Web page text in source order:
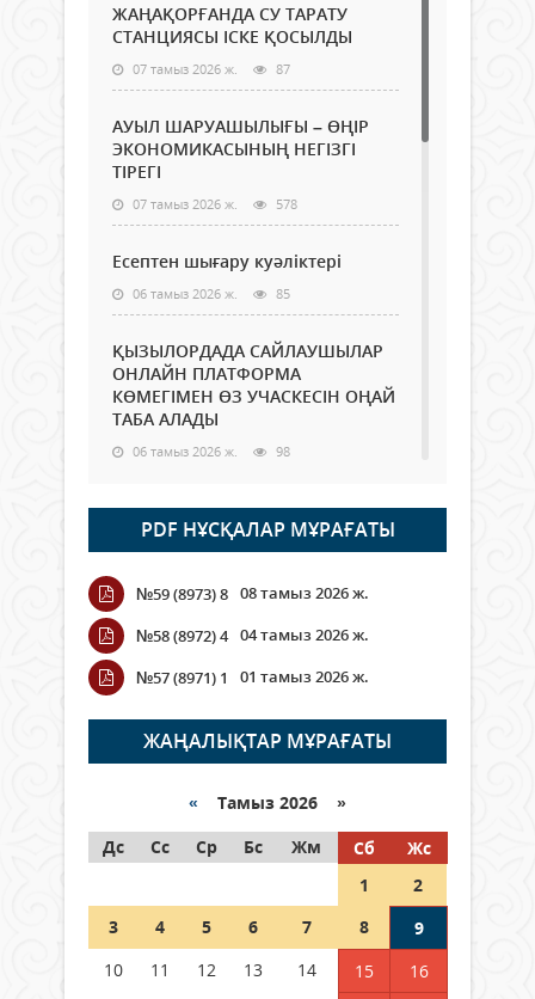
ЖАҢАҚОРҒАНДА СУ ТАРАТУ
СТАНЦИЯСЫ ІСКЕ ҚОСЫЛДЫ
07 тамыз 2026 ж. 87
АУЫЛ ШАРУАШЫЛЫҒЫ – ӨҢІР
ЭКОНОМИКАСЫНЫҢ НЕГІЗГІ
ТІРЕГІ
07 тамыз 2026 ж. 578
Есептен шығару куәліктері
06 тамыз 2026 ж. 85
ҚЫЗЫЛОРДАДА САЙЛАУШЫЛАР
ОНЛАЙН ПЛАТФОРМА
КӨМЕГІМЕН ӨЗ УЧАСКЕСІН ОҢАЙ
ТАБА АЛАДЫ
06 тамыз 2026 ж. 98
Open Air: Қызылорда облысы
полиция департаменті 20
мыңнан астам көрерменнің
қауіпсіздігін қамтамасыз етті
06 тамыз 2026 ж.
Wi-Fi ҚАБЫРҒА АРҚЫЛЫ ҚАЛАЙ
ӨТЕДІ?
06 тамыз 2026 ж. 276
граждане Казахстана,
05 тамыз 2026 ж. 157
Шетелде жүрген Қазақстан
азаматтары қалай дауыс бере
PDF НҰСҚАЛАР МҰРАҒАТЫ
№59 (8973) 8 08 тамыз 2026 ж.
№58 (8972) 4 04 тамыз 2026 ж.
№57 (8971) 1
01 тамыз 2026 ж.
ЖАҢАЛЫҚТАР МҰРАҒАТЫ
« Тамыз 2026 »
Дс
Сс Ср Бс Жм Сб
Жс
1
2
3
4 5 6 7 8
9
10
11 12 13 14 15
16